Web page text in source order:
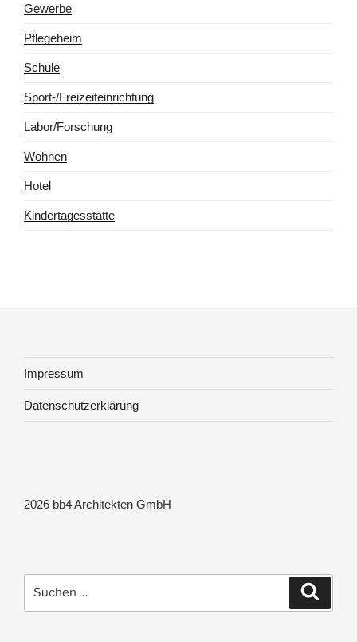
Gewerbe
Pflegeheim
Schule
Sport-/Freizeiteinrichtung
Labor/Forschung
Wohnen
Hotel
Kindertagesstätte
Impressum
Datenschutzerklärung
2026 bb4 Architekten GmbH
nach: